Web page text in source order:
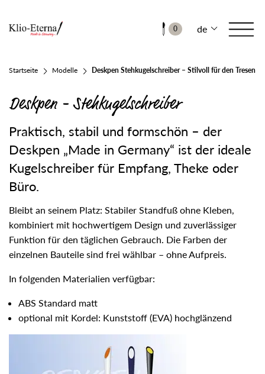
0 de
Startseite Modelle Deskpen Stehkugelschreiber – Stilvoll für den Tresen
Deskpen - Stehkugelschreiber
Praktisch, stabil und formschön – der
Deskpen „Made in Germany“ ist der ideale
Kugelschreiber für Empfang, Theke oder
Büro.
Bleibt an seinem Platz: Stabiler Standfuß ohne Kleben,
kombiniert mit hochwertigem Design und zuverlässiger
Funktion für den täglichen Gebrauch. Die Farben der
einzelnen Bauteile sind frei wählbar – ohne Aufpreis.
In folgenden Materialien verfügbar:
ABS Standard matt
optional mit Kordel: Kunststoff (EVA) hochglänzend